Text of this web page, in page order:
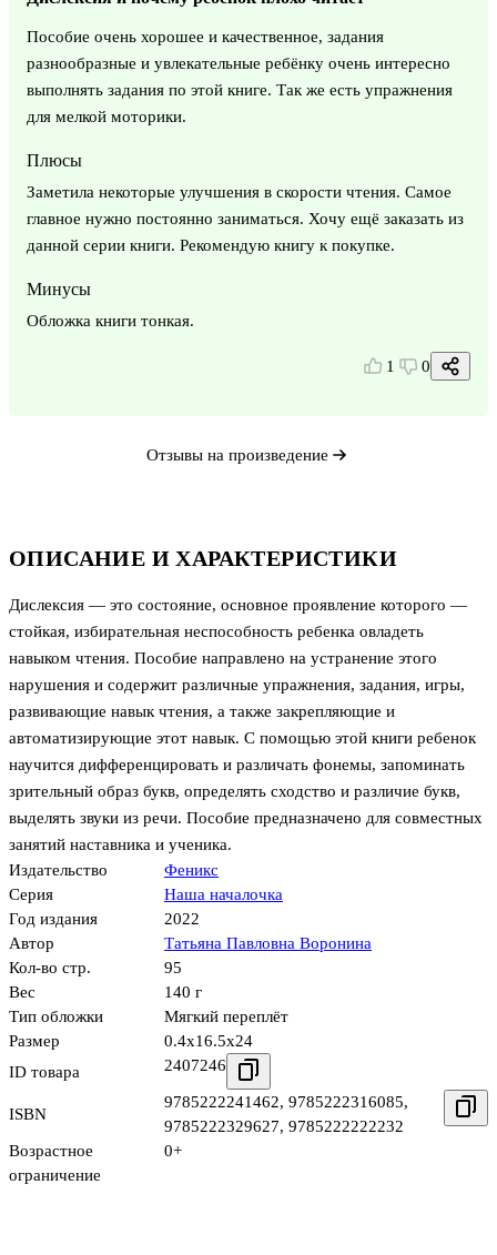
ОПИСАНИЕ И ХАРАКТЕРИСТИКИ
Дислексия — это состояние, основное проявление которого —
стойкая, избирательная неспособность ребенка овладеть
навыком чтения. Пособие направлено на устранение этого
нарушения и содержит различные упражнения, задания, игры,
развивающие навык чтения, а также закрепляющие и
автоматизирующие этот навык. С помощью этой книги ребенок
научится дифференцировать и различать фонемы, запоминать
зрительный образ букв, определять сходство и различие букв,
выделять звуки из речи. Пособие предназначено для совместных
занятий наставника и ученика.
Издательство
Феникс
Серия
Наша началочка
Год издания
2022
Автор
Татьяна Павловна Воронина
Кол-во стр.
95
Вес
140 г
Тип обложки
Мягкий переплёт
Размер
0.4x16.5x24
ID товара
2407246
ISBN
9785222241462, 9785222316085,
9785222329627, 9785222222232
Возрастное
ограничение
0+
Пособие очень хорошее и качественное, задания
разнообразные и увлекательные ребёнку очень интересно
выполнять задания по этой книге. Так же есть упражнения
для мелкой моторики.
Плюсы
Заметила некоторые улучшения в скорости чтения. Самое
главное нужно постоянно заниматься. Хочу ещё заказать из
данной серии книги. Рекомендую книгу к покупке.
Минусы
Обложка книги тонкая.
1 0
Отзывы на произведение